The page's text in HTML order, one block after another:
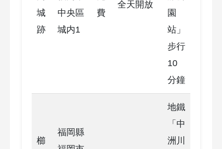
城
跡
中央區
城内1
費
全天開放
園
站」
步行
10
分鐘
櫛
福岡縣
地鐵
「中
洲川